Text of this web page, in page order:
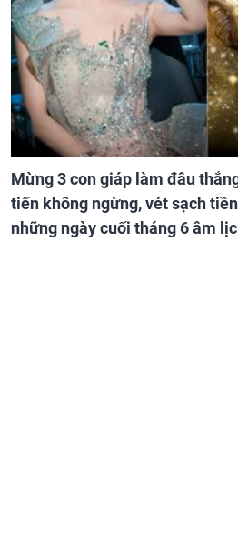
Mừng 3 con giáp làm đâu
tiến không ngừng, vét sạch
những ngày cuối tháng 6 âm